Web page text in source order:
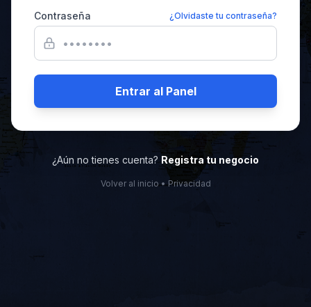
Contraseña ¿Olvidaste tu contraseña?
Entrar al Panel
¿Aún no tienes cuenta? Registra tu negocio
Volver al inicio •Privacidad